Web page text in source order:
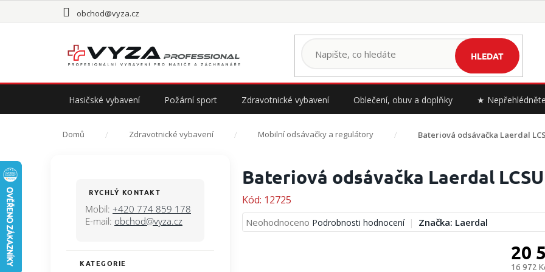
obchod@vyza.cz
HLEDAT
Hasičské vybavení Požární sport Zdravotnické vybavení Oblečení, obuv a doplňky ★
Domů Zdravotnické vybavení Mobilní odsávačky a regulátory Bateriová odsávačka Laerdal
RYCHLÝ KONTAKT
Mobil: +420 774 859 178
E-mail: obchod@vyza.cz
Přeskočit
KATEGORIE
Bateriová odsávačka Laerdal
Kód: 12725
Průměrné
hodnocení
Neohodnoceno Podrobnosti hodnocení Značka: Laerdal
20
16 972